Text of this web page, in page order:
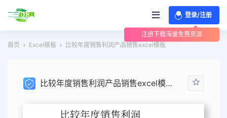
登录/注册
注册下载海量免费资源
首页
Excel模板 比较年度销售利润产品销售excel模板
比较年度销售利润产品销售excel模板